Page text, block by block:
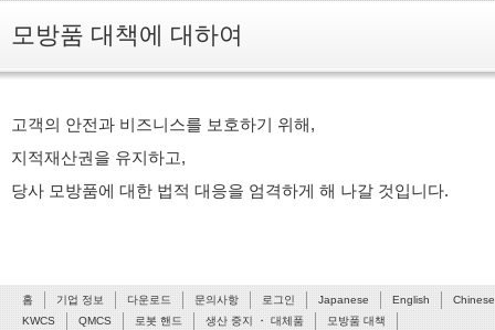
모방품 대책에 대하여
고객의 안전과 비즈니스를 보호하기 위해,
지적재산권을 유지하고,
당사 모방품에 대한 법적 대응을 엄격하게 해 나갈 것입니다.
홈 기업 정보 다운로드 문의사항 로그인 Japanese English
Chinese
KWCS
QMCS 로봇 핸드 생산 중지 ・ 대체품 모방품 대책